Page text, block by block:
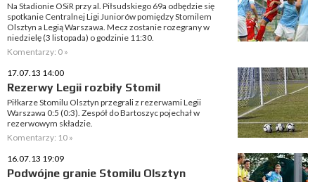
Na Stadionie OSiR przy al. Piłsudskiego 69a odbędzie się
spotkanie Centralnej Ligi Juniorów pomiędzy Stomilem
Olsztyn a Legią Warszawa. Mecz zostanie rozegrany w
niedzielę (3 listopada) o godzinie 11:30.
Komentarzy: 0 »
17.07.13 14:00
Rezerwy Legii rozbiły Stomil
Piłkarze Stomilu Olsztyn przegrali z rezerwami Legii
Warszawa 0:5 (0:3). Zespół do Bartoszyc pojechał w
rezerwowym składzie.
Komentarzy: 10 »
16.07.13 19:09
Podwójne granie Stomilu Olsztyn